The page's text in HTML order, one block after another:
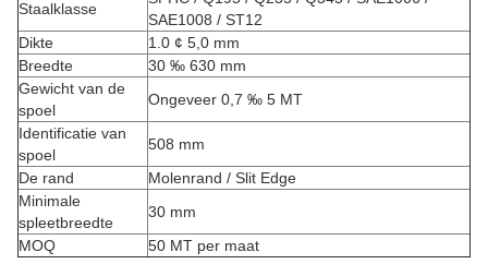
Staalklasse
SAE1008 / ST12
Dikte
1.0 ¢ 5,0 mm
Breedte
30 ‰ 630 mm
Gewicht van de
spoel
Ongeveer 0,7 ‰ 5 MT
Identificatie van
spoel
508 mm
De rand
Molenrand / Slit Edge
Minimale
spleetbreedte
30 mm
MOQ
50 MT per maat